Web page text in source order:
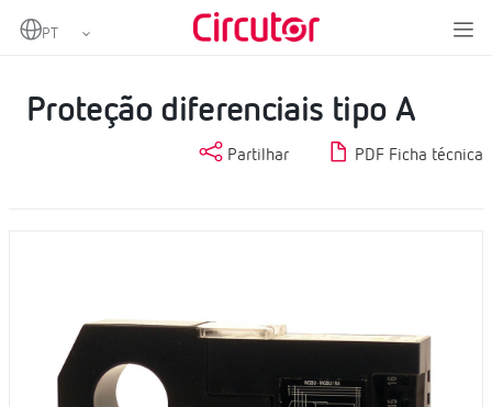
Home Proteção e controlo
Proteção diferencial
Proteção diferenciais tipo A
Partilhar PDF Ficha técnica